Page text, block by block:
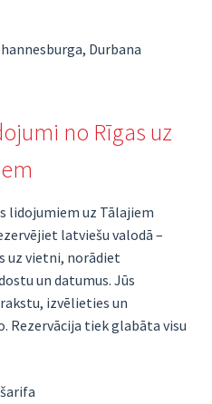
Durbana
no Rīgas uz
lidojumiem uz Tālajiem
latviešu valodā –
uz vietni, norādiet
un datumus. Jūs
izvēlieties un
Rezervācija tiek glabāta visu